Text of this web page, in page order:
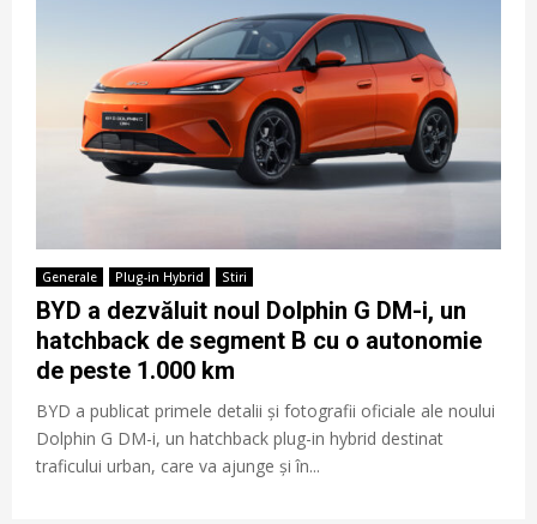
Generale Plug-in Hybrid Stiri
BYD a dezvăluit noul Dolphin G DM-i, un
hatchback de segment B cu o autonomie
de peste 1.000 km
BYD a publicat primele detalii și fotografii oficiale ale noului
Dolphin G DM-i, un hatchback plug-in hybrid destinat
traficului urban, care va ajunge și în...